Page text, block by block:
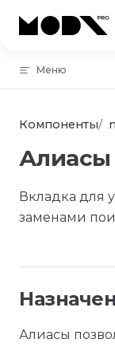
Skip to content
Меню
Компоненты
Алиасы
Вкладка для
заменами
Алиасы